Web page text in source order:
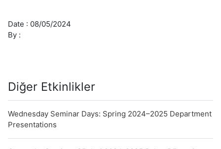
and
Education
Date : 08/05/2024
By :
Diğer Etkinlikler
Wednesday Seminar Days: Spring 2024–2025 Department
Presentations